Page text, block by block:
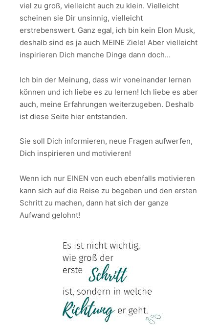
viel zu groß, vielleicht auch zu klein. Vielleicht
scheinen sie Dir unsinnig, vielleicht
erstrebenswert. Ganz egal, ich bin kein Elon Musk,
deshalb sind es ja auch MEINE Ziele! Aber vielleicht
inspirieren Dich manche Dinge dann doch…
Ich bin der Meinung, dass wir voneinander lernen
können und ich liebe es zu lernen! Ich liebe es aber
auch, meine Erfahrungen weiterzugeben. Deshalb
ist diese Seite hier entstanden.
Sie soll Dich informieren, neue Fragen aufwerfen,
Dich inspirieren und motivieren!
Wenn ich nur EINEN von euch ebenfalls motivieren
kann sich auf die Reise zu begeben und den ersten
Schritt zu machen, dann hat sich der ganze
Aufwand gelohnt!